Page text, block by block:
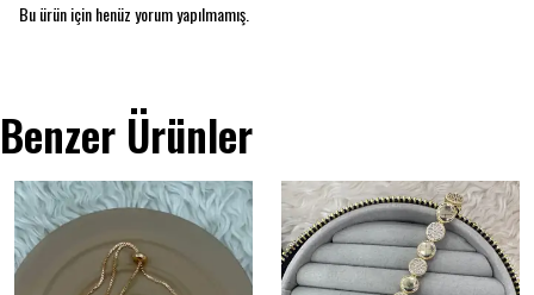
Bu ürün için henüz yorum yapılmamış.
Benzer Ürünler